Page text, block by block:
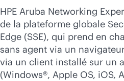
HPE Aruba Networking
de la plateforme globale
Edge (SSE), qui prend en
sans agent via un
via un client installé sur un
(Windows®, Apple OS, iOS,